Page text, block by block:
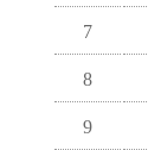
7
8
9